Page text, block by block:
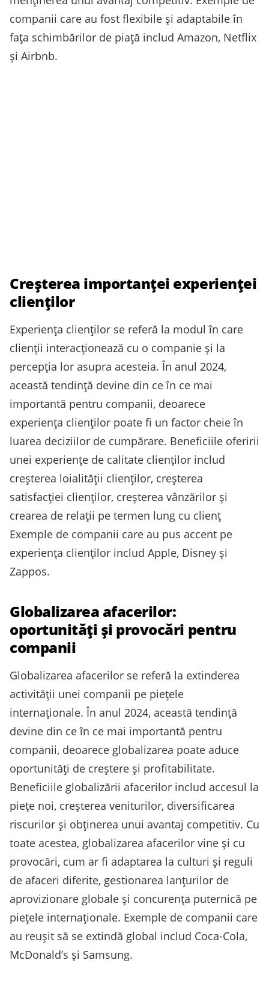
companii care au fost flexibile și adaptabile în
fața schimbărilor de piață includ Amazon, Netflix
și Airbnb.
Creșterea importanței experienței
clienților
Experiența clienților se referă la modul în care
clienții interacționează cu o companie și la
percepția lor asupra acesteia. În anul 2024,
această tendință devine din ce în ce mai
importantă pentru companii, deoarece
experiența clienților poate fi un factor cheie în
luarea deciziilor de cumpărare. Beneficiile oferirii
unei experiențe de calitate clienților includ
creșterea loialității clienților, creșterea
satisfacției clienților, creșterea vânzărilor și
crearea de relații pe termen lung cu clienț
Exemple de companii care au pus accent pe
experiența clienților includ Apple, Disney și
Zappos.
Globalizarea afacerilor:
oportunități și provocări pentru
companii
Globalizarea afacerilor se referă la extinderea
activității unei companii pe piețele
internaționale. În anul 2024, această tendință
devine din ce în ce mai importantă pentru
companii, deoarece globalizarea poate aduce
oportunități de creștere și profitabilitate.
Beneficiile globalizării afacerilor includ accesul la
piețe noi, creșterea veniturilor, diversificarea
riscurilor și obținerea unui avantaj competitiv. Cu
toate acestea, globalizarea afacerilor vine și cu
provocări, cum ar fi adaptarea la culturi și reguli
de afaceri diferite, gestionarea lanțurilor de
aprovizionare globale și concurența puternică pe
piețele internaționale. Exemple de companii care
au reușit să se extindă global includ Coca-Cola,
McDonald’s și Samsung.